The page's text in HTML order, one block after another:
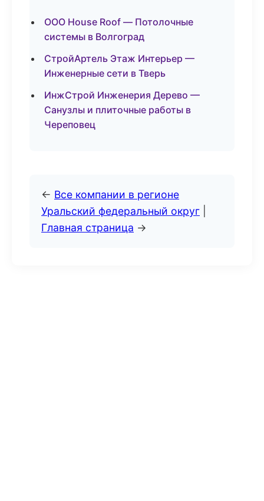
ООО House Roof — Потолочные
системы в Волгоград
СтройАртель Этаж Интерьер —
Инженерные сети в Тверь
ИнжСтрой Инженерия Дерево —
Санузлы и плиточные работы в
Череповец
← Все компании в регионе
Уральский федеральный округ
Главная страница →